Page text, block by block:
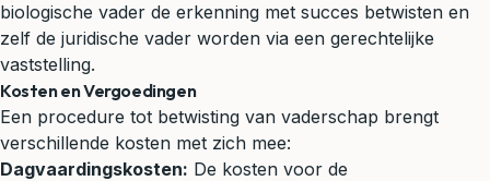
biologische vader de erkenning met succes betwisten en
zelf de juridische vader worden via een gerechtelijke
vaststelling.
Kosten en Vergoedingen
Een procedure tot betwisting van vaderschap brengt
verschillende kosten met zich mee:
Dagvaardingskosten: De kosten voor de